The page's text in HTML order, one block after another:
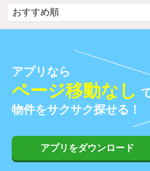
アプリなら
ページ移動なし
物件をサクサク探せる！
アプリをダウンロード